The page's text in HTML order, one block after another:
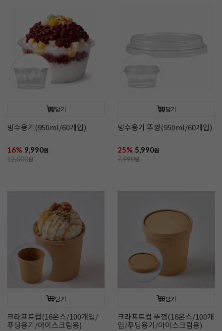
담기
빙수용기(950ml/60개입)
16% 9,990원
12,000원
담기
빙수용기 뚜껑(950ml/60개입)
25% 5,990원
7,990원
담기
크라프트컵(16온스/100개입/
푸딩용기/아이스크림용)
담기
크라프트컵 뚜껑(16온스/100개
입/푸딩용기/아이스크림용)